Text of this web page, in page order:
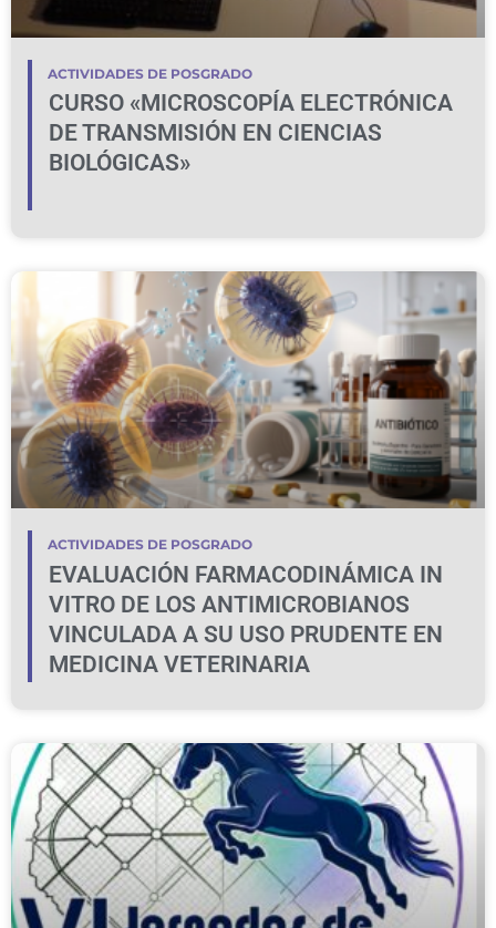
ACTIVIDADES DE POSGRADO
CURSO «MICROSCOPÍA ELECTRÓNICA
DE TRANSMISIÓN EN CIENCIAS
BIOLÓGICAS»
ACTIVIDADES DE POSGRADO
EVALUACIÓN FARMACODINÁMICA IN
VITRO DE LOS ANTIMICROBIANOS
VINCULADA A SU USO PRUDENTE EN
MEDICINA VETERINARIA